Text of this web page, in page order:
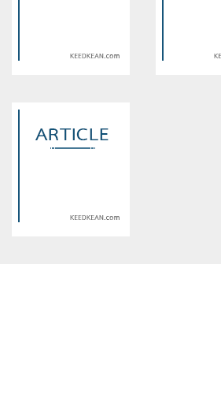
assumed 'article_topic' (this
will throw an Error in a future